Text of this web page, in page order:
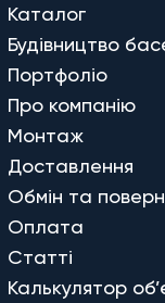
Каталог
Будівництво
Портфоліо
Про компанію
Монтаж
Доставлення
Обмін та
Оплата
Статті
Калькулятор